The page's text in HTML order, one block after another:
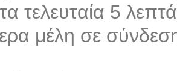
τελευταία 5
μέλη σε